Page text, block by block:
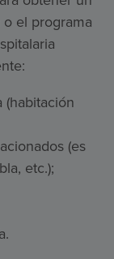
el programa
(es
etc.);